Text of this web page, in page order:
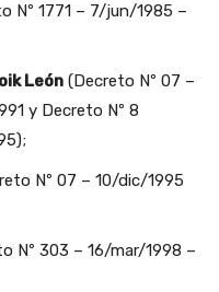
Nº 1771 – 7/jun/1985 –
León (Decreto Nº 07 –
y Decreto Nº 8
Nº 07 – 10/dic/1995
Nº 303 – 16/mar/1998 –